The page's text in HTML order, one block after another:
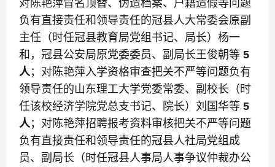
对陈艳萍冒名顶替、伪造档案、户籍造假等问题
负有直接责任和领导责任的冠县人大常委会原副
主任（时任冠县教育局党组书记、局长）杨一
和，冠县公安局原党委委员、副局长王俊朝等5
人；对陈艳萍入学资格审查把关不严等问题负有
领导责任的山东理工大学党委常委、副校长（时
任该校经济学院党总支书记、院长）刘国华等5
人；对陈艳萍招聘报考资料审核把关不严等问题
负有直接责任和领导责任的冠县人社局党组成
员、副局长（时任冠县人事局人事争议仲裁办公